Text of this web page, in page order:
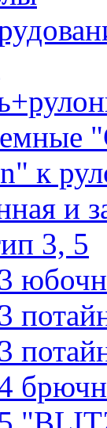
к
и
3, 5